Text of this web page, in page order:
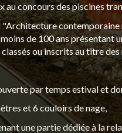
au concours des piscines
de 100 ans présentant
ou inscrits au titre
par temps estival et
et 6 couloirs de nage,
une partie dédiée à la